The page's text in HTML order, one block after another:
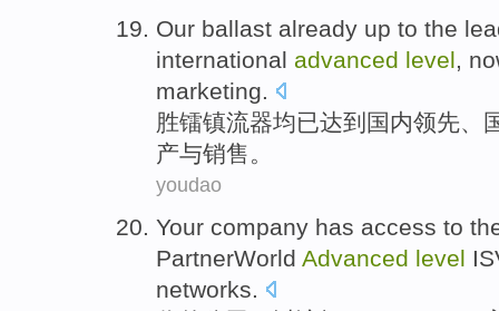
Our ballast already up to the
international advanced level,
marketing.
胜镭镇流器均已达到 国内领先、
产与销售。
youdao
Your company has access to
PartnerWorld Advanced level
networks.